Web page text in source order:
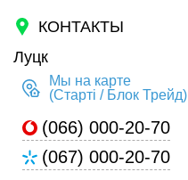
КОНТАКТЫ
Луцк
Мы на карте
(Старті / Блок Трейд)
(066) 000-20-70
(067) 000-20-70